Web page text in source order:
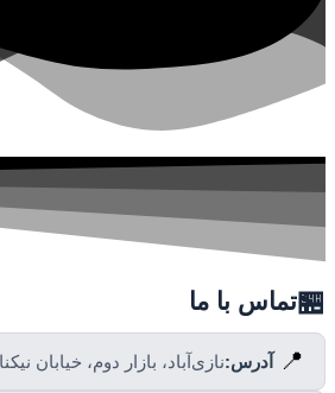
🏪تماس با ما
📍 آدرس:نازی‌آباد، بازار دوم، خیابان